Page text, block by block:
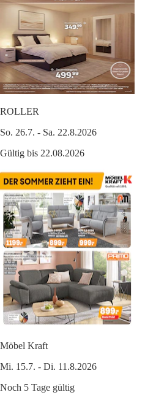
ROLLER
So. 26.7. - Sa. 22.8.2026
Gültig bis 22.08.2026
Möbel Kraft
Mi. 15.7. - Di. 11.8.2026
Noch 5 Tage gültig